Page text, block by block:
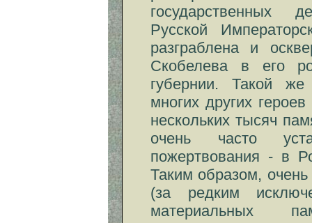
государственных
Русской
разграблена и
Скобелева в его
губернии. Такой же
многих других
нескольких тысяч
очень часто
пожертвования - в
Таким образом,
(за редким
материальных